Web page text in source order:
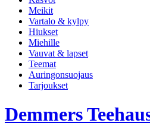
Meikit
Vartalo & kylpy
Hiukset
Miehille
Vauvat & lapset
Teemat
Auringonsuojaus
Tarjoukset
Demmers